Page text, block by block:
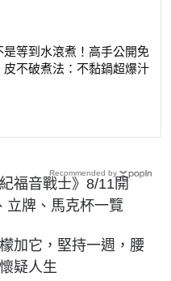
是等到水滾煮！高手公開免
皮不破煮法：不黏鍋超爆汁
福音戰士》8/11開
立牌、馬克杯一覽
加它，堅持一週，腰
疑人生
Recommended by